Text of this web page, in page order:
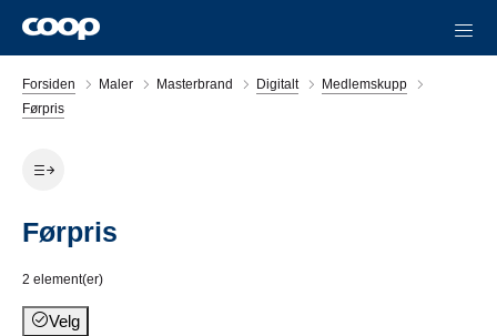
Forsiden Maler Masterbrand Digitalt
Medlemskupp
Førpris
Førpris
2 element(er)
Velg